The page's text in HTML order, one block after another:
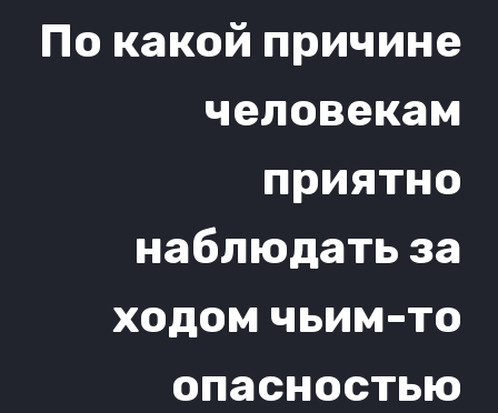
По какой причине
человекам
приятно
наблюдать за
ходом чьим-то
опасностью